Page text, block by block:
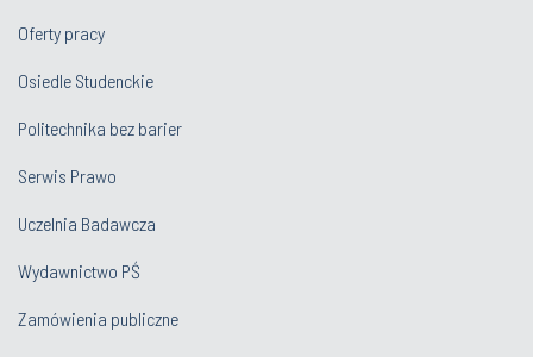
Oferty pracy
Osiedle Studenckie
Politechnika bez barier
Serwis Prawo
Uczelnia Badawcza
Wydawnictwo PŚ
Zamówienia publiczne